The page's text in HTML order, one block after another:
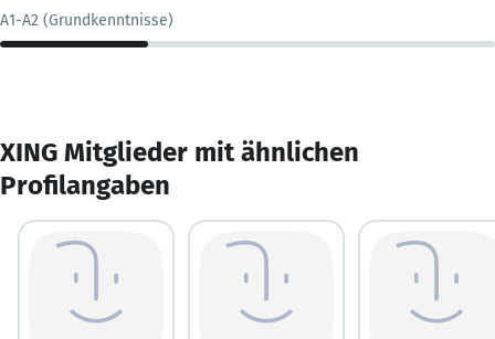
A1-A2 (Grundkenntnisse)
XING Mitglieder mit ähnlichen
Profilangaben